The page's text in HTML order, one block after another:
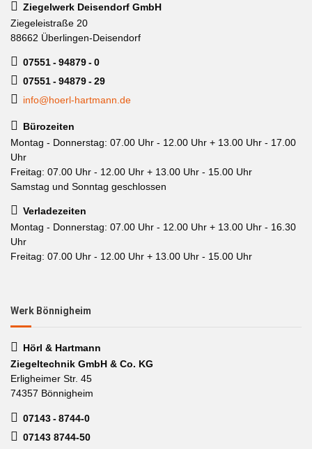
Ziegelwerk Deisendorf GmbH
Ziegeleistraße 20
88662 Überlingen-Deisendorf
07551 - 94879 - 0
07551 - 94879 - 29
info@hoerl-hartmann.de
Bürozeiten
Montag - Donnerstag: 07.00 Uhr - 12.00 Uhr + 13.00 Uhr - 17.00
Uhr
Freitag: 07.00 Uhr - 12.00 Uhr + 13.00 Uhr - 15.00 Uhr
Samstag und Sonntag geschlossen
Verladezeiten
Montag - Donnerstag: 07.00 Uhr - 12.00 Uhr + 13.00 Uhr - 16.30
Uhr
Freitag: 07.00 Uhr - 12.00 Uhr + 13.00 Uhr - 15.00 Uhr
Werk Bönnigheim
Hörl & Hartmann
Ziegeltechnik GmbH & Co. KG
Erligheimer Str. 45
74357 Bönnigheim
07143 - 8744-0
07143 8744-50